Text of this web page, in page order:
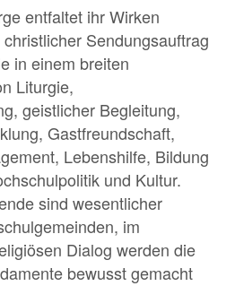
entfaltet ihr Wirken
Sendungsauftrag
in einem breiten
Liturgie,
geistlicher Begleitung,
Gastfreundschaft,
Lebenshilfe, Bildung
und Kultur.
sind wesentlicher
im
Dialog werden die
bewusst gemacht